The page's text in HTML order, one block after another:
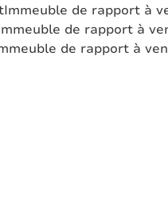
Immeuble de rapport à
de rapport à
de rapport à